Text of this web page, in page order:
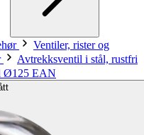
Ventiler, rister og
Avtrekksventil i stål, rustfri
Ø125 EAN